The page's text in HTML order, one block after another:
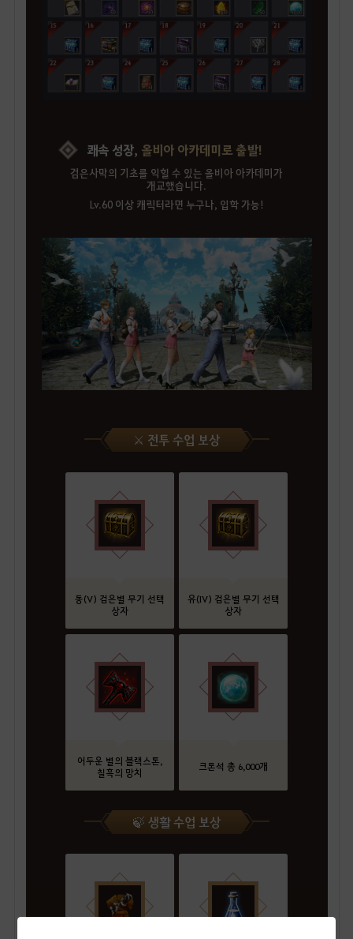
쾌속 성장, 올비아 아카데미로 출발!
검은사막의 기초를 익힐 수 있는 올비아 아카데미가
개교했습니다.
Lv.60 이상 캐릭터라면 누구나, 입학 가능!
⚔️ 전투 수업 보상
동(V) 검은별 무기 선택
상자
유(IV) 검은별 무기 선택
상자
어두운 별의 블랙스톤,
칠흑의 망치
크론석 총 6,000개
🍃 생활 수업 보상